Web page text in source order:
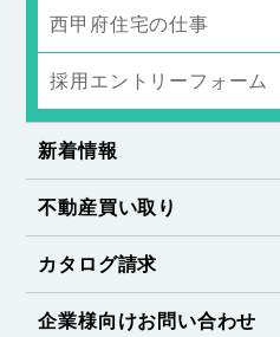
西甲府住宅の仕事
採用エントリーフォーム
新着情報
不動産買い取り
カタログ請求
企業様向けお問い合わせ